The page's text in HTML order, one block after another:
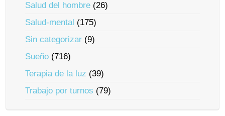
Salud del hombre (26)
Salud-mental (175)
Sin categorizar (9)
Sueño (716)
Terapia de la luz (39)
Trabajo por turnos (79)